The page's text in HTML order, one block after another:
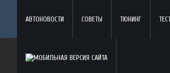
АВТОНОВОСТИ СОВЕТЫ ТЮНИНГ